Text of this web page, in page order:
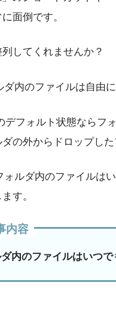
面倒です。
してくれませんか？
ダ内のファイルは自由
デフォルト状態ならフ
の外からドロップし
ォルダ内のファイルは
す。
内容
内のファイルはいつ